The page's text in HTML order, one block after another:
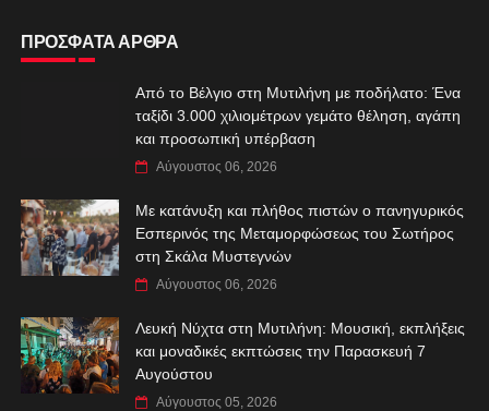
ΠΡΟΣΦΑΤΑ ΑΡΘΡΑ
Από το Βέλγιο στη Μυτιλήνη με ποδήλατο: Ένα
ταξίδι 3.000 χιλιομέτρων γεμάτο θέληση, αγάπη
και προσωπική υπέρβαση
Αύγουστος 06, 2026
Με κατάνυξη και πλήθος πιστών ο πανηγυρικός
Εσπερινός της Μεταμορφώσεως του Σωτήρος
στη Σκάλα Μυστεγνών
Αύγουστος 06, 2026
Λευκή Νύχτα στη Μυτιλήνη: Μουσική, εκπλήξεις
και μοναδικές εκπτώσεις την Παρασκευή 7
Αυγούστου
Αύγουστος 05, 2026